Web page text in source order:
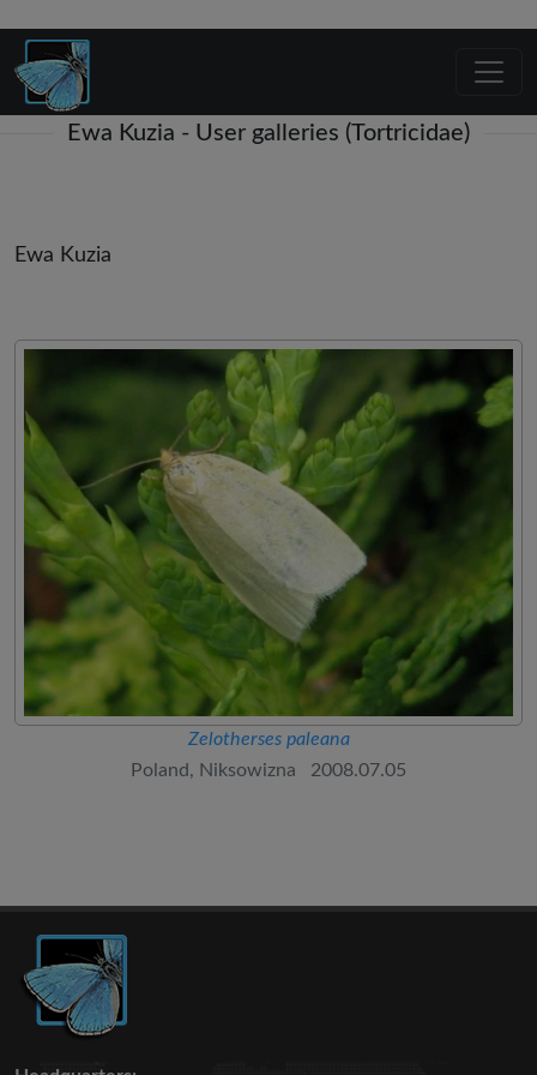
Ewa Kuzia - User galleries (Tortricidae)
Ewa Kuzia
Zelotherses paleana
Poland, Niksowizna 2008.07.05